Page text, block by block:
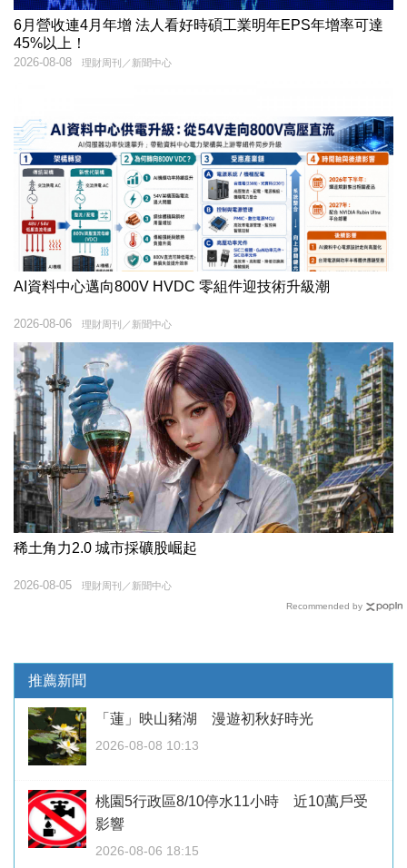
6月營收連4月年增 法人看好時碩工業明年EPS年增率可達
45%以上！
理財周刊／新聞中心
2026-08-08
AI資料中心邁向800V HVDC 零組件迎技術升級潮
理財周刊／新聞中心
2026-08-06
稀土角力2.0 城市採礦股崛起
理財周刊／新聞中心
2026-08-05
Recommended by
推薦新聞
「蓮」映山豬湖 漫遊初秋好時光
2026-08-08 10:13
桃園5行政區8/10停水11小時 近10萬戶受
影響
2026-08-06 18:15